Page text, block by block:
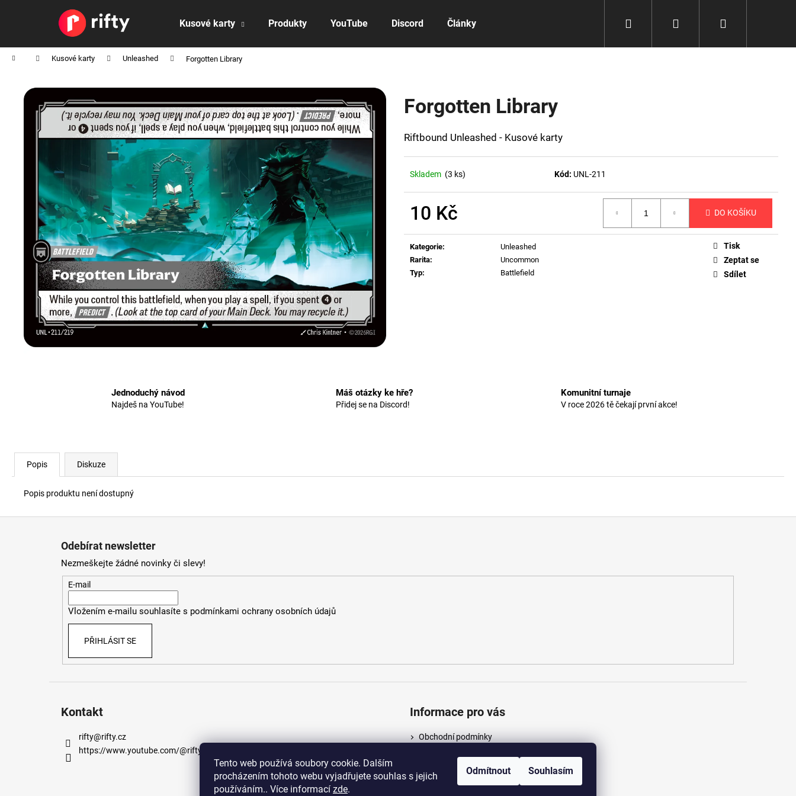
Tento web používá soubory cookie. Dalším
procházením tohoto webu vyjadřujete souhlas s jejich
používáním.. Více informací zde.
Odmítnout Souhlasím
Kusové karty Produkty YouTube Discord Články Přihlášení
Domů Kusové karty Unleashed Forgotten Library
Forgotten Library
Riftbound Unleashed - Kusové karty
Skladem (3 ks) Kód: UNL-211
10 Kč DO KOŠÍKU
Kategorie:
Unleashed
Rarita:
Uncommon
Typ: Battlefield
Tisk
Zeptat se
Sdílet
Jednoduchý návod
Najdeš na YouTube!
Máš otázky ke hře?
Přidej se na Discord!
Komunitní turnaje
V roce 2026 tě čekají první akce!
Popis Diskuze
Popis produktu není dostupný
Zpět
do
Zpět
do
HLEDAT
Doporučujeme
Odebírat newsletter
Nezmeškejte žádné novinky či slevy!
E-mail
Vložením e-mailu souhlasíte s podmínkami ochrany osobních údajů
PŘIHLÁSIT SE
Kontakt
rifty@rifty.cz
https://www.youtube.com/@rifty_cz
Informace pro vás
Obchodní podmínky